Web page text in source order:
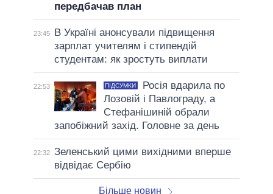
передбачав план
23:45
В Україні анонсували підвищення
зарплат учителям і стипендій
студентам: як зростуть виплати
22:53 ПІДСУМКИ
Росія вдарила по
Лозовій і Павлограду, а
Стефанішиній обрали
запобіжний захід. Головне за день
22:32 Зеленський цими вихідними вперше
відвідає Сербію
Більше новин